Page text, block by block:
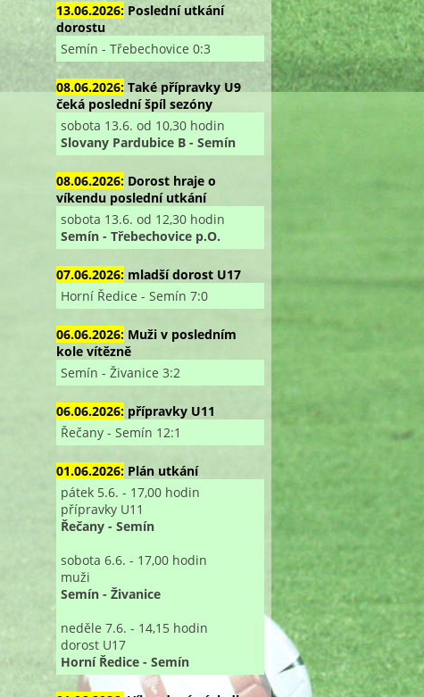
13.06.2026: Poslední utkání
dorostu
Semín - Třebechovice 0:3
08.06.2026: Také přípravky U9
čeká poslední špíl sezóny
sobota 13.6. od 10,30 hodin
Slovany Pardubice B - Semín
08.06.2026: Dorost hraje o
víkendu poslední utkání
sobota 13.6. od 12,30 hodin
Semín - Třebechovice p.O.
07.06.2026: mladší dorost U17
Horní Ředice - Semín 7:0
06.06.2026: Muži v posledním
kole vítězně
Semín - Živanice 3:2
06.06.2026: přípravky U11
Řečany - Semín 12:1
01.06.2026: Plán utkání
pátek 5.6. - 17,00 hodin
přípravky U11
Řečany - Semín
sobota 6.6. - 17,00 hodin
muži
Semín - Živanice
neděle 7.6. - 14,15 hodin
dorost U17
Horní Ředice - Semín